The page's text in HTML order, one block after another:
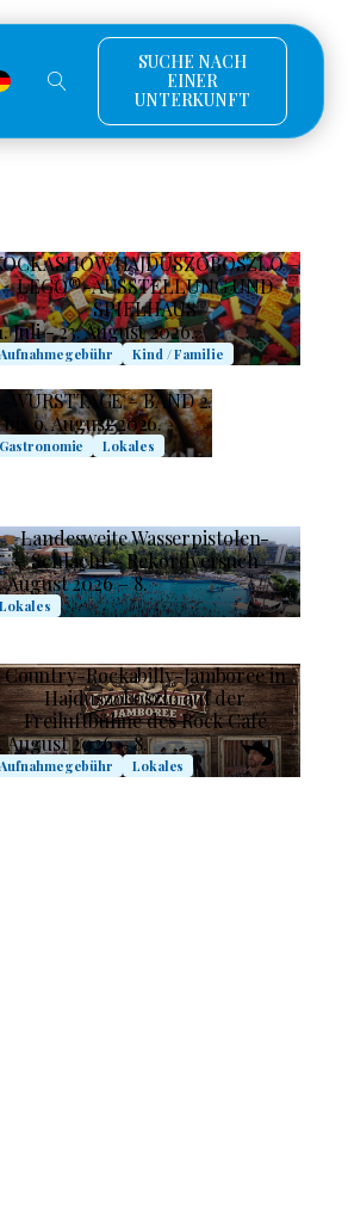
SUCHE NACH
EINER
UNTERKUNFT
HAJDÚSZOBOSZLÓ –
LEGO®-AUSSTELLUNG UND
SPIELHAUS
Juli - 23. August 2026.
Aufnahmegebühr Kind / Familie
WURSTTAGE – BAND 2.
bis 9. August 2026.
Gastronomie Lokales
Landesweite Wasserpistolen-
Schlacht – Rekordversuch
August 2026 – 8.
Lokales
Country-Rockabilly-Jamboree in
Hajdúszoboszló auf der
Freiluftbühne des Rock Café
August 2026 – 8.
Aufnahmegebühr Lokales